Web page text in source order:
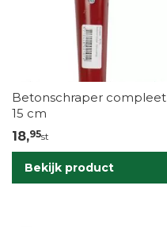
Betonschraper compleet
15 cm
18,95st
Bekijk product